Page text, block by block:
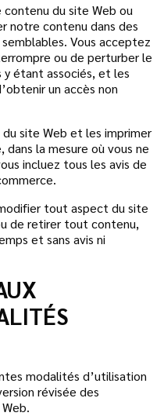
contenu du site Web ou
notre contenu dans des
Vous acceptez
ou de perturber le
y étant associés, et les
un accès non
site Web et les imprimer
la mesure où vous ne
incluez tous les avis de
tout aspect du site
de retirer tout contenu,
et sans avis ni
modalités d’utilisation
révisée des